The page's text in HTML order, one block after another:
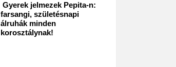
Gyerek jelmezek Pepita-n:
farsangi, születésnapi
álruhák minden
korosztálynak!